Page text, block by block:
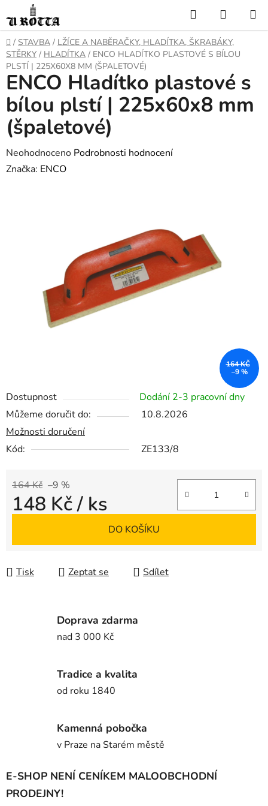
na
obsah
Hledat
KOŠÍK
DOMŮ
/ STAVBA / LŽÍCE A NABĚRAČKY, HLADÍTKA, ŠKRABÁKY,
STĚRKY / HLADÍTKA / ENCO HLADÍTKO PLASTOVÉ S BÍLOU
PLSTÍ | 225X60X8 MM (ŠPALETOVÉ)
Dostupnost
Dodání 2-3 pracovní dny
Můžeme doručit do:
10.8.2026
Možnosti doručení
Kód:
ZE133/8
164 Kč –9 %
148 Kč/ ks
DO KOŠÍKU
Tisk Zeptat se Sdílet
ENCO Hladítko plastové s
bílou plstí | 225x60x8 mm
(špaletové)
Průměrné
hodnocení
Neohodnoceno Podrobnosti hodnocení
Značka: ENCO
164 KČ
–9 %
Doprava zdarma
nad 3 000 Kč
Tradice a kvalita
od roku 1840
Kamenná pobočka
v Praze na Starém městě
E-SHOP NENÍ CENÍKEM MALOOBCHODNÍ
PRODEJNY!